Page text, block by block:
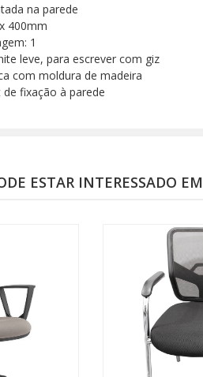
na parede
400mm
1
leve, para escrever com giz
com moldura de madeira
fixação à parede
ESTAR INTERESSADO EM